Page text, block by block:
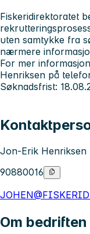
Fiskeridirektoratet
uten samtykke fra
nærmere
For mer
Henriksen på
Søknadsfrist:
Jon-Erik Henriksen
90880016
Om bedriften